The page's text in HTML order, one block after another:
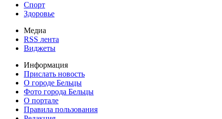
Спорт
Здоровье
Медиа
RSS лента
Виджеты
Информация
Прислать новость
О городе Бельцы
Фото города Бельцы
О портале
Правила пользования